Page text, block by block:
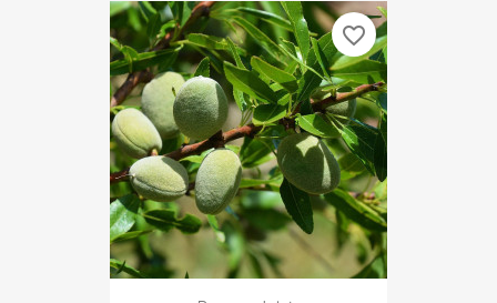
favorite_border